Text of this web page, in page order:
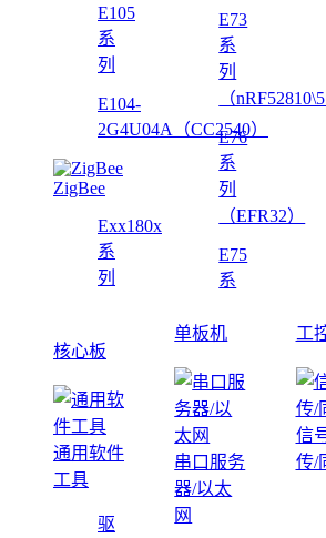
E105
系
列
E104-
2G4U04A（CC2540）
ZigBee
Exx180x
系
列
E73
系
列
（
E76
系
列
（EFR32）
E75
系
核心板
单板机 工
通用软件
工具
驱
串口服务
器/以太
网
信
传/